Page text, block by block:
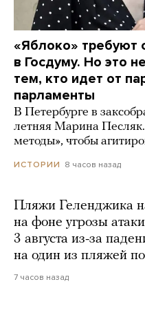
«Яблоко» требуют
в Госдуму. Но это
тем, кто идет от
парламенты
В Петербурге в
летняя Марина
методы», чтобы
ИСТОРИИ 8 часов назад
Пляжи Геленджика
на фоне угрозы
3 августа из-за
на один из пляжей
7 часов назад